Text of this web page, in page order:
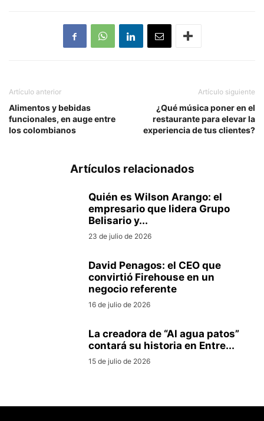
Artículo anterior
Alimentos y bebidas
funcionales, en auge entre
los colombianos
Artículo siguiente
¿Qué música poner en el
restaurante para elevar la
experiencia de tus clientes?
Artículos relacionados
Quién es Wilson Arango: el
empresario que lidera Grupo
Belisario y...
23 de julio de 2026
David Penagos: el CEO que
convirtió Firehouse en un
negocio referente
16 de julio de 2026
La creadora de “Al agua patos”
contará su historia en Entre...
15 de julio de 2026